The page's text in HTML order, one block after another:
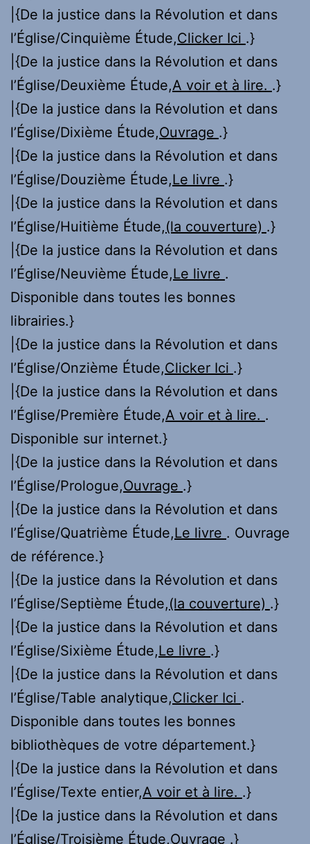
|{De la justice dans la Révolution et dans
l’Église/Cinquième Étude,Clicker Ici .}
|{De la justice dans la Révolution et dans
l’Église/Deuxième Étude,A voir et à lire. .}
|{De la justice dans la Révolution et dans
l’Église/Dixième Étude,Ouvrage .}
|{De la justice dans la Révolution et dans
l’Église/Douzième Étude,Le livre .}
|{De la justice dans la Révolution et dans
l’Église/Huitième Étude,(la couverture) .}
|{De la justice dans la Révolution et dans
l’Église/Neuvième Étude,Le livre .
Disponible dans toutes les bonnes
librairies.}
|{De la justice dans la Révolution et dans
l’Église/Onzième Étude,Clicker Ici .}
|{De la justice dans la Révolution et dans
l’Église/Première Étude,A voir et à lire. .
Disponible sur internet.}
|{De la justice dans la Révolution et dans
l’Église/Prologue,Ouvrage .}
|{De la justice dans la Révolution et dans
l’Église/Quatrième Étude,Le livre . Ouvrage
de référence.}
|{De la justice dans la Révolution et dans
l’Église/Septième Étude,(la couverture) .}
|{De la justice dans la Révolution et dans
l’Église/Sixième Étude,Le livre .}
|{De la justice dans la Révolution et dans
l’Église/Table analytique,Clicker Ici .
Disponible dans toutes les bonnes
bibliothèques de votre département.}
|{De la justice dans la Révolution et dans
l’Église/Texte entier,A voir et à lire. .}
|{De la justice dans la Révolution et dans
l’Église/Troisième Étude,Ouvrage .}